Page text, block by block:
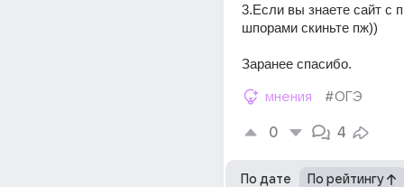
3.Если вы знаете сайт с
шпорами скиньте пж))
Заранее спасибо.
мнения #ОГЭ
0 4
По дате По рейтингу